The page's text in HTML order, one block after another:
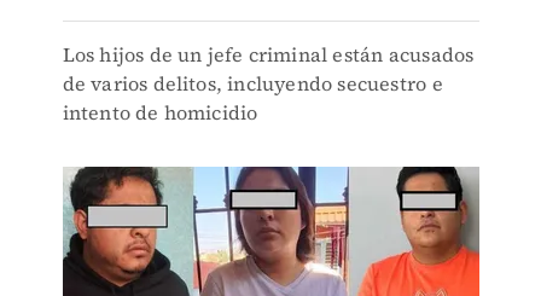
Los hijos de un jefe criminal están acusados
de varios delitos, incluyendo secuestro e
intento de homicidio